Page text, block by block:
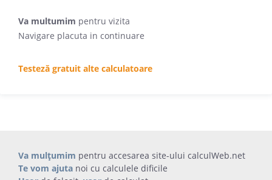
Va multumim pentru vizita
Navigare placuta in continuare
Testeză gratuit alte calculatoare
Va mulțumim pentru accesarea site-ului calculWeb.net
Te vom ajuta noi cu calculele dificile